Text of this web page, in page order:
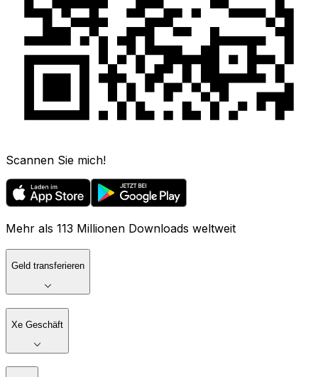
Scannen Sie mich!
Mehr als 113 Millionen Downloads weltweit
Geld transferieren
Xe Geschäft